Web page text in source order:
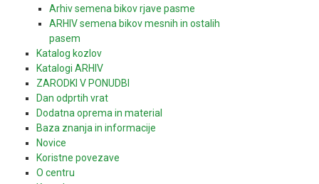
Arhiv semena bikov rjave pasme
ARHIV semena bikov mesnih in ostalih
pasem
Katalog kozlov
Katalogi ARHIV
ZARODKI V PONUDBI
Dan odprtih vrat
Dodatna oprema in material
Baza znanja in informacije
Novice
Koristne povezave
O centru